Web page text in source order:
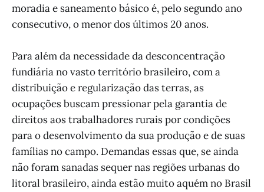
moradia e saneamento básico é, pelo segundo ano
consecutivo, o menor dos últimos 20 anos.
Para além da necessidade da desconcentração
fundiária no vasto território brasileiro, com a
distribuição e regularização das terras, as
ocupações buscam pressionar pela garantia de
direitos aos trabalhadores rurais por condições
para o desenvolvimento da sua produção e de suas
famílias no campo. Demandas essas que, se ainda
não foram sanadas sequer nas regiões urbanas do
litoral brasileiro, ainda estão muito aquém no Brasil